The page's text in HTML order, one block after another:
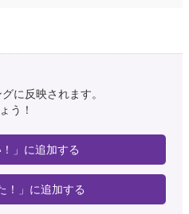
に反映されます。
う！
！」に追加する
！」に追加する